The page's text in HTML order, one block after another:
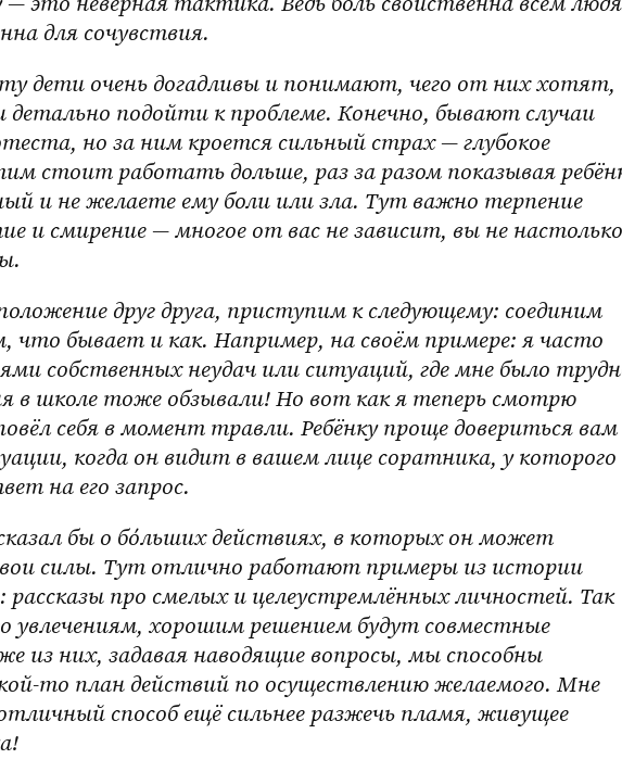
для сочувствия.
детально подойти к проблеме. Конечно, бывают случаи
но за ним кроется сильный страх — глубокое
стоит работать дольше, раз за разом показывая
и не желаете ему боли или зла. Тут важно терпение
и смирение — многое от вас не зависит, вы не настолько
что бывает и как. Например, на своём примере: я часто
собственных неудач или ситуаций, где мне было
в школе тоже обзывали! Но вот как я теперь смотрю
себя в момент травли. Ребёнку проще довериться вам
когда он видит в вашем лице соратника, у которого
на его запрос.
силы. Тут отлично работают примеры из истории
про смелых и целеустремлённых личностей. Так
увлечениям, хорошим решением будут совместные
из них, задавая наводящие вопросы, мы способны
то план действий по осуществлению желаемого. Мне
способ ещё сильнее разжечь пламя, живущее